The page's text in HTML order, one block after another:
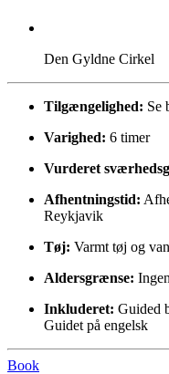
Den Gyldne Cirkel
Tilgængelighed: Se
Varighed: 6 timer
Vurderet
Afhentningstid:
Reykjavik
Tøj: Varmt tøj og
Aldersgrænse: Ingen
Inkluderet: Guided
Guidet på engelsk
Book